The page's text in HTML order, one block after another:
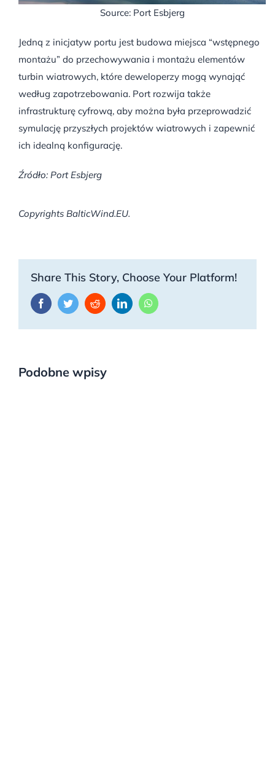
Source: Port Esbjerg
Jedną z inicjatyw portu jest budowa miejsca “wstępnego
montażu” do przechowywania i montażu elementów
turbin wiatrowych, które deweloperzy mogą wynająć
według zapotrzebowania. Port rozwija także
infrastrukturę cyfrową, aby można była przeprowadzić
symulację przyszłych projektów wiatrowych i zapewnić
ich idealną konfigurację.
Źródło: Port Esbjerg
Copyrights BalticWind.EU.
Share This Story, Choose Your Platform!
FacebookTwitterRedditLinkedInWhatsApp
Podobne wpisy